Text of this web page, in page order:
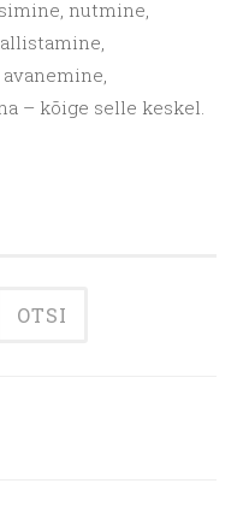
nutmine,
– kõige selle keskel.